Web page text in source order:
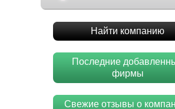
Найти компанию
Последние
фирмы
Свежие отзывы о